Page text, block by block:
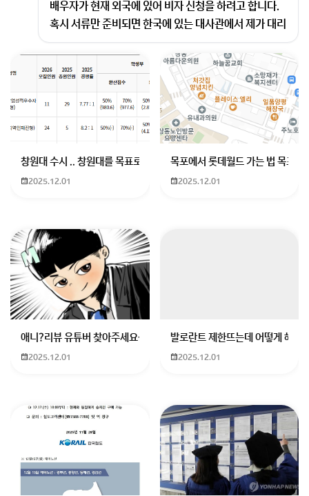
배우자가 현재 외국에 있어 비자 신청을 하려고 합니다.
혹시 서류만 준비되면 한국에 있는 대사관에서 제가 대리
로 비자 신청을 할 수 있나요?
원칙이
배우자 분의 국가에 있는 대한민국 재외공관에 배우자 분
이 신청하는 겁니다.
초청인이 되는 선생님의 서류를 배우자에게 전달하고
고 갑니다.
회원가입 혹은 광고 [X]를 누르면 내용이 보입니다
창원대 수시 .. 창원대를 목표로 하고 있는 09년생입니다 지금 제 내신이
2025.12.01
목포에서 롯데월드 가는 법 목포
2025.12.01
애니?리뷰 유튜버 찾아주세요ㅠㅠ 무슨 검정머리 남자 캐릭터에 더빙하
2025.12.01
발로란트 제한뜨는데 어떻게 해야
2025.12.01